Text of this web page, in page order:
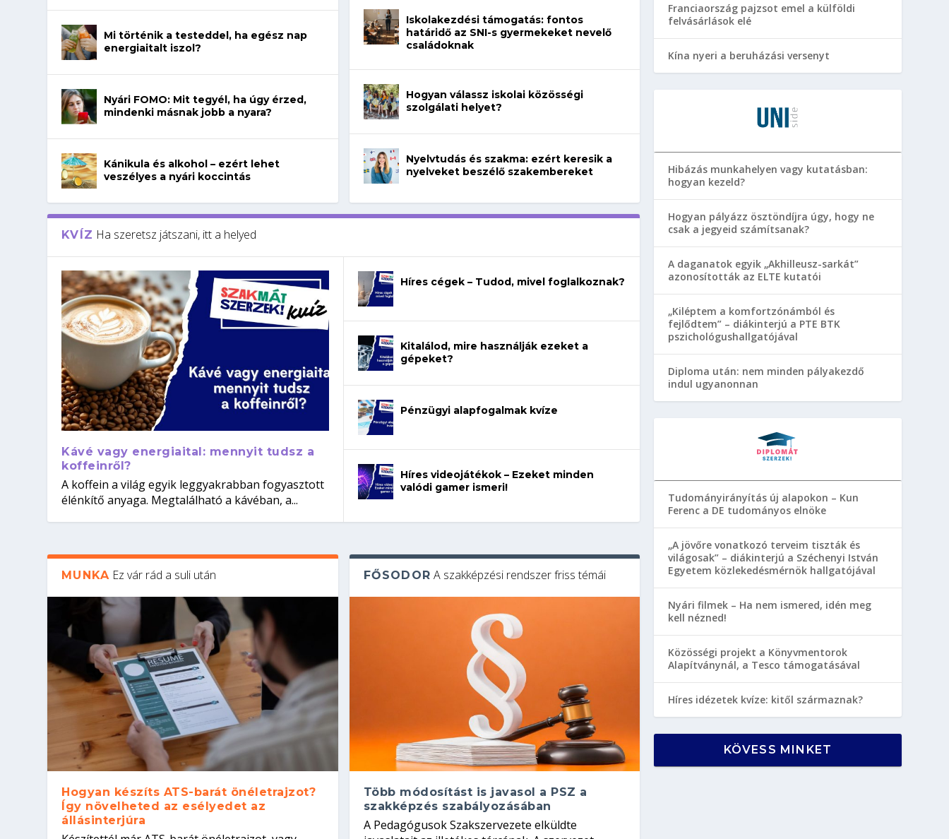
Mi történik a testeddel, ha egész nap
energiaitalt iszol?
Nyári FOMO: Mit tegyél, ha úgy érzed,
mindenki másnak jobb a nyara?
Kánikula és alkohol – ezért lehet
veszélyes a nyári koccintás
Iskolakezdési támogatás: fontos
határidő az SNI-s gyermekeket nevelő
családoknak
Hogyan válassz iskolai közösségi
szolgálati helyet?
Nyelvtudás és szakma: ezért keresik a
nyelveket beszélő szakembereket
KVÍZ Ha szeretsz játszani, itt a helyed
Kávé vagy energiaital: mennyit tudsz a
koffeinről?
A koffein a világ egyik leggyakrabban fogyasztott
élénkítő anyaga. Megtalálható a kávéban, a...
Híres cégek – Tudod, mivel foglalkoznak?
Kitalálod, mire használják ezeket a
gépeket?
Pénzügyi alapfogalmak kvíze
Híres videojátékok – Ezeket minden
valódi gamer ismeri!
MUNKA Ez vár rád a suli után
Hogyan készíts ATS-barát önéletrajzot?
Így növelheted az esélyedet az
állásinterjúra
FŐSODOR A szakképzési rendszer friss témái
Több módosítást is javasol a PSZ a
szakképzés szabályozásában
A Pedagógusok Szakszervezete elküldte
Franciaország pajzsot emel a külföldi
felvásárlások elé
Kína nyeri a beruházási versenyt
Hibázás munkahelyen vagy kutatásban:
hogyan kezeld?
Hogyan pályázz ösztöndíjra úgy, hogy ne
csak a jegyeid számítsanak?
A daganatok egyik „Akhilleusz-sarkát”
azonosították az ELTE kutatói
„Kiléptem a komfortzónámból és
fejlődtem” – diákinterjú a PTE BTK
pszichológushallgatójával
Diploma után: nem minden pályakezdő
indul ugyanonnan
Tudományirányítás új alapokon – Kun
Ferenc a DE tudományos elnöke
„A jövőre vonatkozó terveim tiszták és
világosak” – diákinterjú a Széchenyi István
Egyetem közlekedésmérnök hallgatójával
Nyári filmek – Ha nem ismered, idén meg
kell nézned!
Közösségi projekt a Könyvmentorok
Alapítványnál, a Tesco támogatásával
Híres idézetek kvíze: kitől származnak?
KÖVESS MINKET